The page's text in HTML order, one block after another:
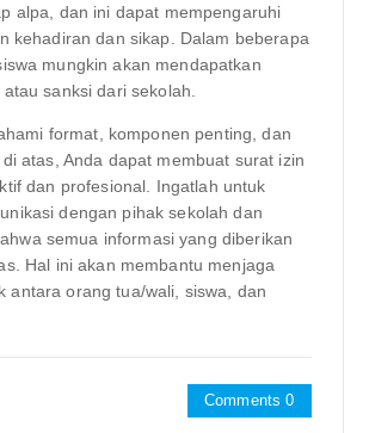
alpa, dan ini dapat mempengaruhi
kehadiran dan sikap. Dalam beberapa
mungkin akan mendapatkan
sanksi dari sekolah.
format, komponen penting, dan
atas, Anda dapat membuat surat izin
dan profesional. Ingatlah untuk
dengan pihak sekolah dan
semua informasi yang diberikan
Hal ini akan membantu menjaga
antara orang tua/wali, siswa, dan
Comments 0